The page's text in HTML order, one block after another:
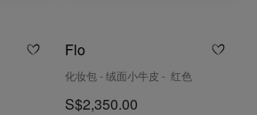
Flo
化妆包 - 绒面小牛皮 - 红色
S$2,350.00